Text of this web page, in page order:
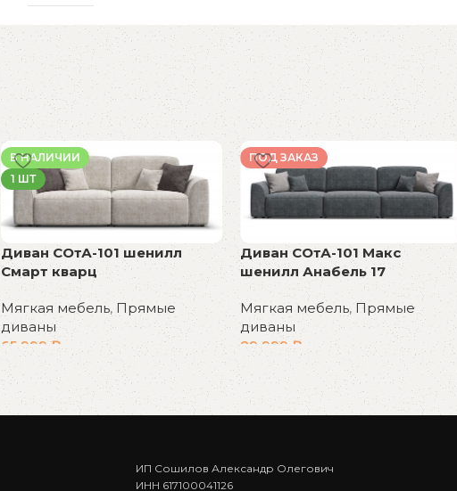
В НАЛИЧИИ
1 ШТ
Диван СОтА-101 шенилл
Смарт кварц
Мягкая мебель, Прямые
диваны
65 999₽
В корзину
ПОД ЗАКАЗ
Диван СОтА-101 Макс
шенилл Анабель 17
Мягкая мебель,Прямые
диваны
89 999₽
В корзину
ИП Сошилов Александр Олегович
ИНН 617100041126